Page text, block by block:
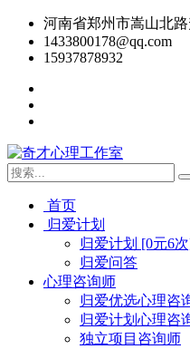
河南省郑州市嵩山北
1433800178@qq.com
15937878932
首页
归爱计划
归爱计划 [0元6
归爱问答
心理咨询师
归爱优选心理咨
归爱计划心理咨
独立项目咨询师